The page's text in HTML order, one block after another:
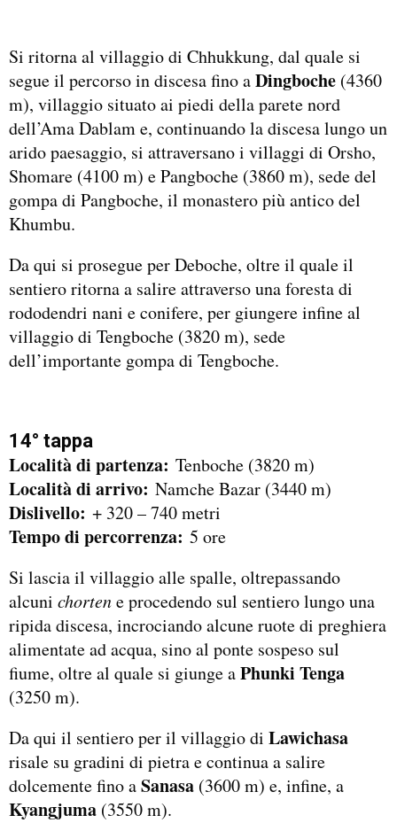
Si ritorna al villaggio di Chhukkung, dal quale si
segue il percorso in discesa fino aDingboche (4360
m), villaggio situato ai piedi della parete nord
dell’Ama Dablam e, continuando la discesa lungo un
arido paesaggio, si attraversano i villaggi di Orsho,
Shomare (4100 m) e Pangboche (3860 m), sede del
gompa di Pangboche, il monastero più antico del
Khumbu.
Da qui si prosegue per Deboche, oltre il quale il
sentiero ritorna a salire attraverso una foresta di
rododendri nani e conifere, per giungere infine al
villaggio di Tengboche (3820 m), sede
dell’importante gompa di Tengboche.
14° tappa
Località di partenza: Tenboche (3820 m)
Località di arrivo: Namche Bazar (3440 m)
Dislivello: + 320 – 740 metri
Tempo di percorrenza: 5 ore
Si lascia il villaggio alle spalle, oltrepassando
alcuni chortene procedendo sul sentiero lungo una
ripida discesa, incrociando alcune ruote di preghiera
alimentate ad acqua, sino al ponte sospeso sul
fiume, oltre al quale si giunge aPhunki Tenga
(3250 m).
Da qui il sentiero per il villaggio di Lawichasa
risale su gradini di pietra e continua a salire
dolcemente fino aSanasa (3600 m) e, infine, a
Kyangjuma (3550 m).